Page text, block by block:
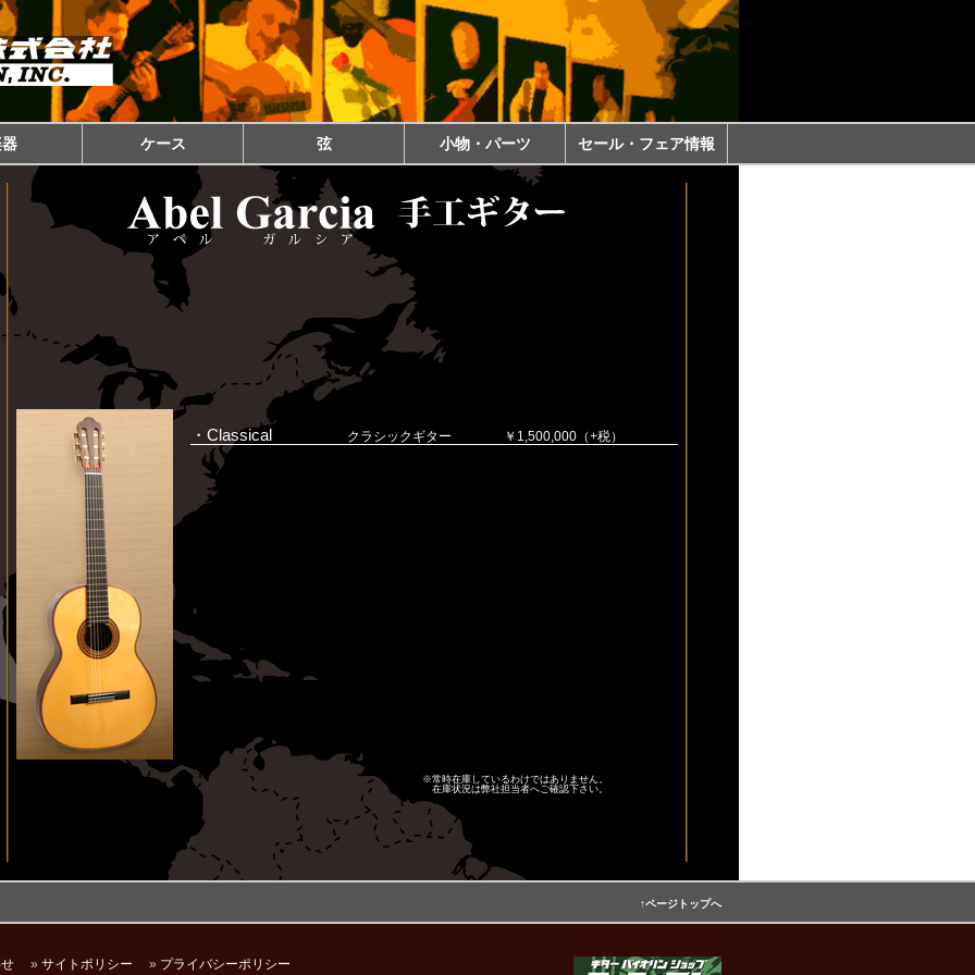
ケース 弦 小物・パーツ セール・フェア情報
・Classical クラシックギター ￥1,500,000（+税）
※常時在庫しているわけではありません。
在庫状況は弊社担当者へご確認下さい。
↑ページトップへ
» サイトポリシー » プライバシーポリシー